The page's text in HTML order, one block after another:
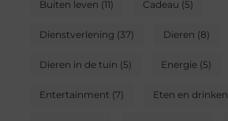
Buiten leven (11) Cadeau (5)
Dienstverlening (37) Dieren (8)
Dieren in de tuin (5) Energie (5)
Entertainment (7) Eten en drinken